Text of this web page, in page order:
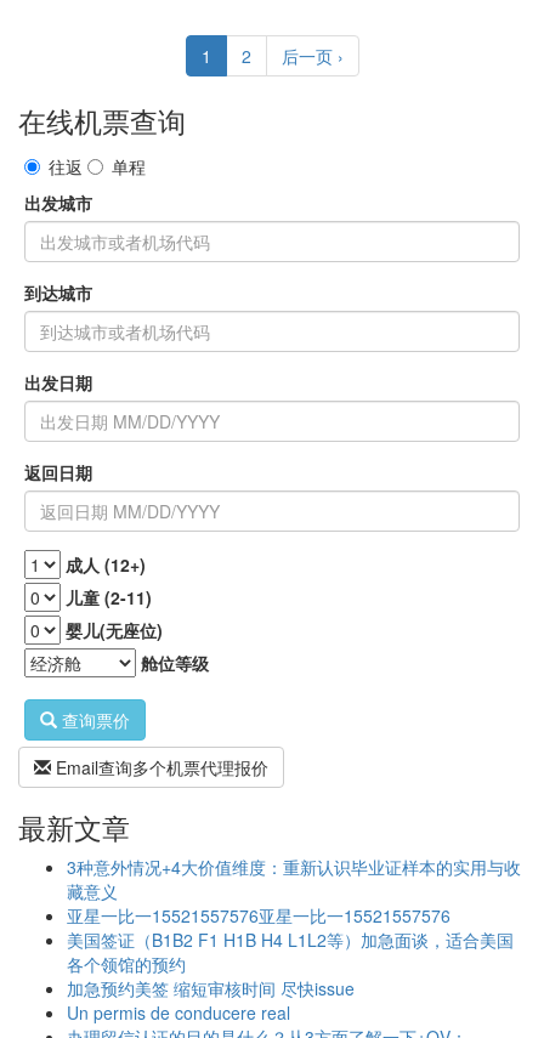
1 2 后一页 ›
在线机票查询
往返
单程
出发城市
到达城市
出发日期
返回日期
成人 (12+)
儿童 (2-11)
婴儿(无座位)
舱位等级
查询票价
Email查询多个机票代理报价
最新文章
3种意外情况+4大价值维度：重新认识毕业证样本的实用与收
藏意义
亚星一比一15521557576亚星一比一15521557576
美国签证（B1B2 F1 H1B H4 L1L2等）加急面谈，适合美国
各个领馆的预约
加急预约美签 缩短审核时间 尽快issue
Un permis de conducere real